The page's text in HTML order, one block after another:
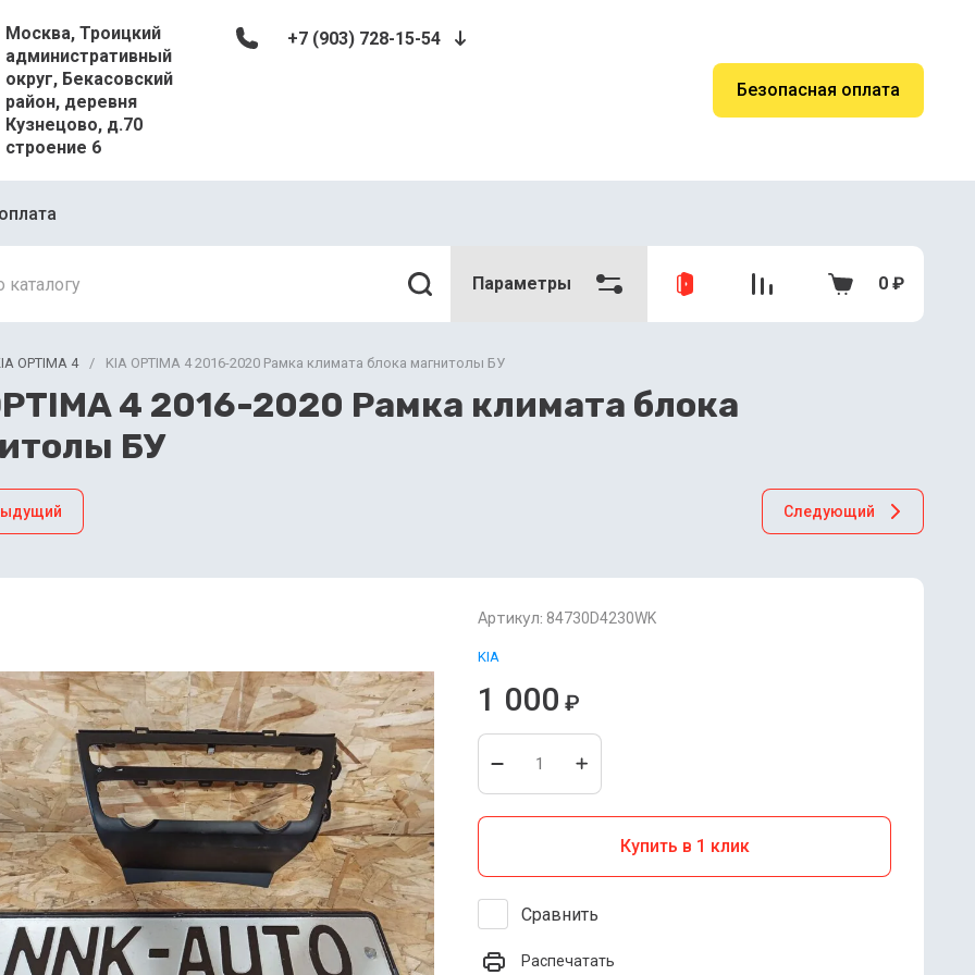
Москва, Троицкий
административный
округ, Бекасовский
район, деревня
Кузнецово, д.70
строение 6
+7 (903) 728-15-54
Безопасная оплата
Параметры 0 ₽
OPTIMA 4 / KIA OPTIMA 4 2016-2020 Рамка климата блока магнитолы БУ
4 2016-2020 Рамка климата блока
БУ
Следующий
Артикул: 84730D4230WK
KIA
1 000 ₽
Купить в 1 клик
Сравнить
Распечатать